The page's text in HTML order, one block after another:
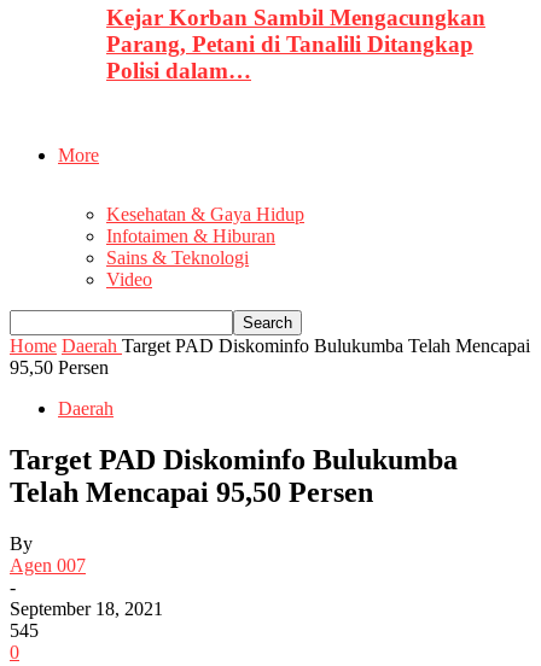
Kejar Korban Sambil Mengacungkan
Parang, Petani di Tanalili Ditangkap
Polisi dalam…
More
Kesehatan & Gaya Hidup
Infotaimen & Hiburan
Sains & Teknologi
Video
Home Daerah Target PAD Diskominfo Bulukumba Telah Mencapai
95,50 Persen
Daerah
Target PAD Diskominfo Bulukumba
Telah Mencapai 95,50 Persen
By
Agen 007
-
September 18, 2021
545
0